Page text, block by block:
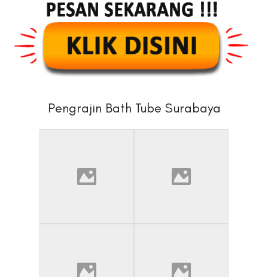
Pengrajin Bath Tube Surabaya